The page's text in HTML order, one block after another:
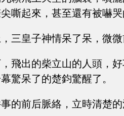
嘶起來，甚至還有被嚇
三皇子神情呆了呆，微
飛出的柴立山的人頭，
驚呆了的楚鈞驚醒了。
的前后脈絡，立時清楚